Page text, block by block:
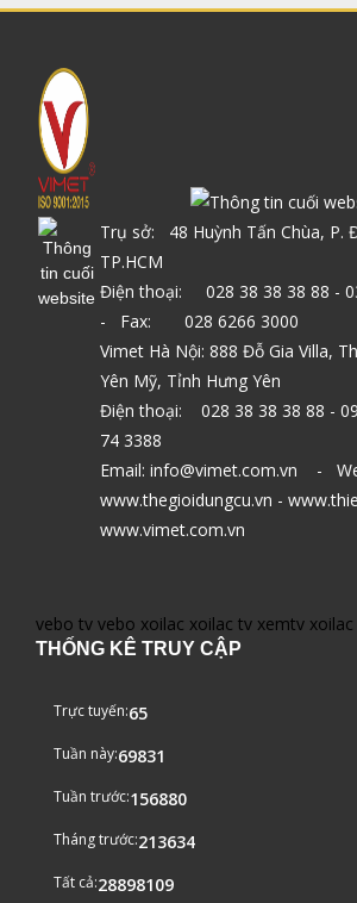
Trụ sở: 48 Huỳnh Tấn Chùa, P.
TP.HCM
Điện thoại: 028 38 38 38 88 -
- Fax: 028 6266 3000
Vimet Hà Nội: 888 Đỗ Gia Villa,
Yên Mỹ, Tỉnh Hưng Yên
Điện thoại: 028 38 38 38 88 -
74 3388
Email: info@vimet.com.vn -
www.thegioidungcu.vn -
www.vimet.com.vn
vebo tv vebo xoilac xoilac tv xemtv
THỐNG KÊ TRUY CẬP
Trực tuyến:65
Tuần này:69831
Tuần trước:156880
Tháng trước:213634
Tất cả:28898109